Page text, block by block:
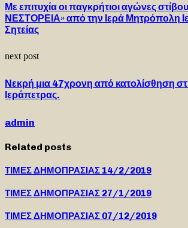
Με επιτυχία οι παγκρήτιοι αγώνες
ΝΕΣΤΟΡΕΙΑ» από την Ιερά Μητρόπολη
Σητείας
next post
Νεκρή μια 47χρονη από κατολίσθηση
Ιεράπετρας.
admin
Related posts
ΤΙΜΕΣ ΔΗΜΟΠΡΑΣΙΑΣ 14/2/2019
ΤΙΜΕΣ ΔΗΜΟΠΡΑΣΙΑΣ 27/1/2019
ΤΙΜΕΣ ΔΗΜΟΠΡΑΣΙΑΣ 07/12/2019